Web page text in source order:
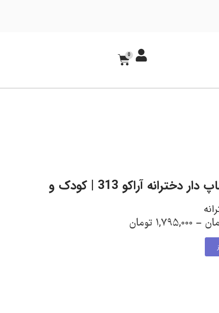
0
کاپشن چاپ‌ دار دخترانه آراکو 313 | کودک و
–
1,795,000 تومان